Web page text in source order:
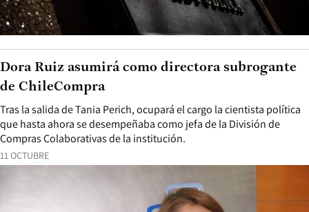
11 OCTUBRE
Tras la salida de Tania Perich, ocupará el cargo la cientista política
que hasta ahora se desempeñaba como jefa de la División de
Compras Colaborativas de la institución.
Dora Ruiz asumirá como directora subrogante
de ChileCompra